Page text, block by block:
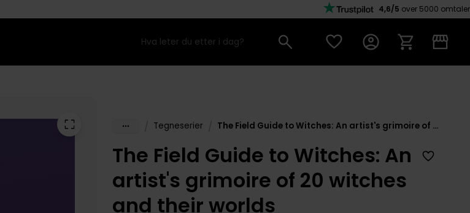
4,6/5 over 5000 omtaler
Tegneserier The Field Guide to Witches: An artist's grimoire of 20 witches and their worlds
The Field Guide to Witches: An
artist's grimoire of 20 witches
and their worlds